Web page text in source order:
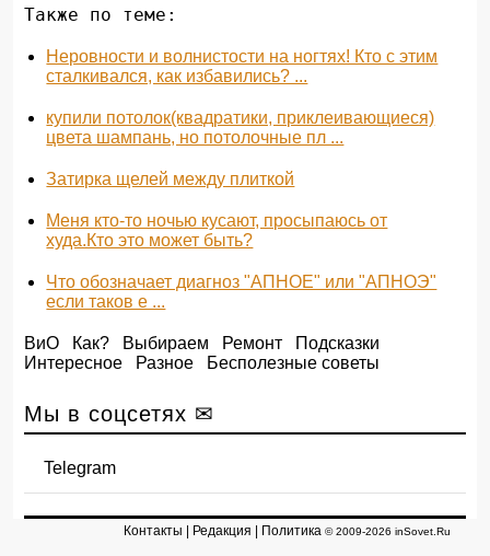
Также по теме:
Неровности и волнистости на ногтях! Кто с этим
сталкивался, как избавились? ...
купили потолок(квадратики, приклеивающиеся)
цвета шампань, но потолочные пл ...
Затирка щелей между плиткой
Меня кто-то ночью кусают, просыпаюсь от
худа.Кто это может быть?
Что обозначает диагноз "АПНОЕ" или "АПНОЭ"
если таков е ...
ВиО Как? Выбираем Ремонт
Подсказки
Интересное
Разное Бесполезные советы
Мы в соцсетях ✉
Telegram
Контакты Редакция Политика © 2009-2026 inSovet.Ru